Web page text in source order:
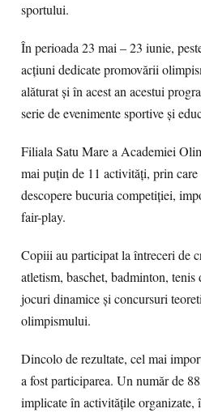
sportului.
În perioada 23 mai – 23 iunie,
acțiuni dedicate promovării
alăturat și în acest an acestui
serie de evenimente sportive și
Filiala Satu Mare a Academiei
mai puțin de 11 activități, prin
descopere bucuria competiției,
fair-play.
Copiii au participat la întreceri de
atletism, baschet, badminton, tenis
jocuri dinamice și concursuri
olimpismului.
Dincolo de rezultate, cel mai
a fost participarea. Un număr de
implicate în activitățile organizate,